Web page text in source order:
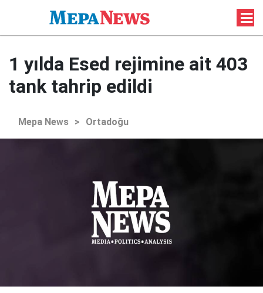
1 yılda Esed rejimine ait 403
tank tahrip edildi
Mepa News > Ortadoğu